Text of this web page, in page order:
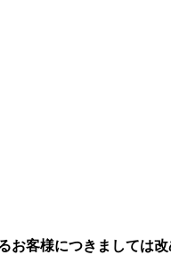
お客様につきましては